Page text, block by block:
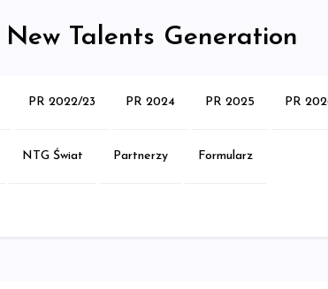
New Talents Generation
PR 2022/23 PR 2024 PR 2025 PR
NTG Świat Partnerzy Formularz